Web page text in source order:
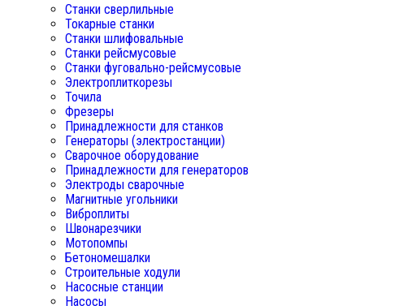
Станки сверлильные
Токарные станки
Станки шлифовальные
Станки рейсмусовые
Станки фуговально-рейсмусовые
Электроплиткорезы
Точила
Фрезеры
Принадлежности для станков
Генераторы (электростанции)
Сварочное оборудование
Принадлежности для генераторов
Электроды сварочные
Магнитные угольники
Виброплиты
Швонарезчики
Мотопомпы
Бетономешалки
Строительные ходули
Насосные станции
Насосы